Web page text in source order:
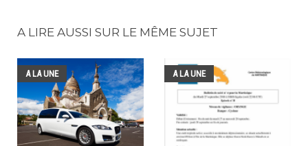
A LIRE AUSSI SUR LE MÊME SUJET
A LA UNE A LA UNE